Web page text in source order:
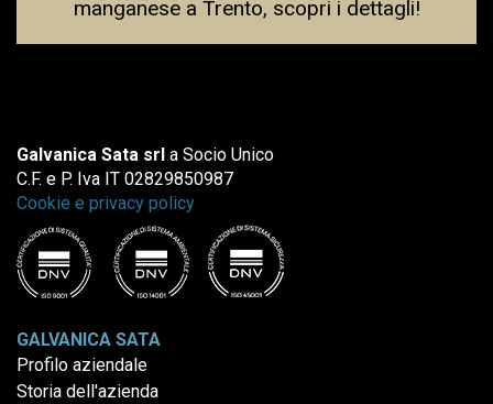
manganese a Trento, scopri i dettagli!
Galvanica Sata srl a Socio Unico
C.F. e P. Iva IT 02829850987
Cookie e privacy policy
GALVANICA SATA
Profilo aziendale
Storia dell'azienda